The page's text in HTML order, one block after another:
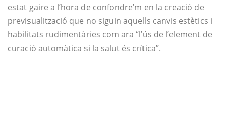
estat gaire a l’hora de confondre’m en la creació de
previsualització que no siguin aquells canvis estètics i
habilitats rudimentàries com ara “l’ús de l’element de
curació automàtica si la salut és crítica”.